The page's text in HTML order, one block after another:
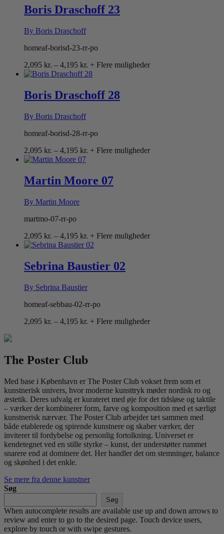
Boris Draschoff 23
By Boris Draschoff
homeaf-borisd-23-rr-po
2,095 kr. – 4,195 kr. Prisinterval:
2,095 kr.
4,195 kr.
+ Flere muligheder
Boris Draschoff 28
By Boris Draschoff
homeaf-borisd-28-rr-po
2,095 kr. – 4,195 kr. Prisinterval:
4,195 kr.
+ Flere muligheder
Martin Moore 07
By Martin Moore
martmo-07-rr-po
2,095 kr. – 4,195 kr. Prisinterval:
2,095 kr.
4,195 kr.
+ Flere muligheder
Sebrina Baustier 02
By Sebrina Baustier
homeaf-sebbau-02-rr-po
2,095 kr. – 4,195 kr. Prisinterval:
+ Flere muligheder
The Poster Club
Med base i København er The Poster Club vokset frem som et
kunstnerisk univers, hvor moderne kunsttryk møder nordisk ro og
æstetik. Deres udvalg er kurateret med øje for det tidsløse og taktile
– værker der kombinerer form, farve og komposition med et særligt
kunstnerisk nærvær. The Poster Club arbejder tæt sammen med
både etablerede og spirende kunstnere og skaber værker, der
inviterer til fordybelse og personlig fortolkning. Universet er
kendetegnet ved en stille styrke – kunst, der understøtter rummet
snarere end at dominere det. Her handler det om stemninger, balance
og skønhed i det enkle.
Se mere fra denne kunstner
Søg
Søg
When autocomplete results are available use up and down arrows to
review and enter to go to the desired page. Touch device users,
explore by touch or with swipe gestures.